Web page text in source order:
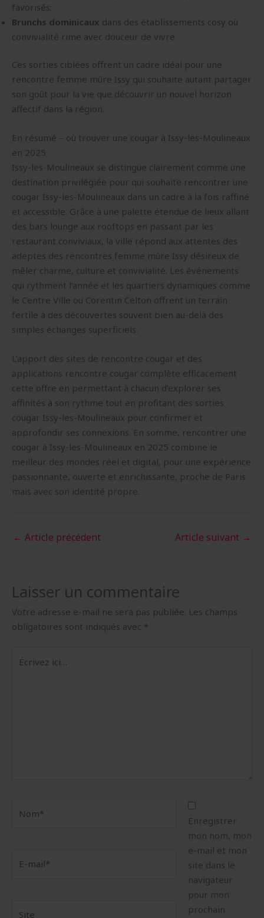
favorisés;
Brunchs dominicaux dans des établissements cosy où
convivialité rime avec douceur de vivre.
Ces sorties ciblées offrent un cadre idéal pour une
rencontre femme mûre Issy qui souhaite autant partager
son goût pour la vie que découvrir un nouvel horizon
affectif dans la région.
En résumé – où trouver une cougar à Issy-les-Moulineaux
en 2025
Issy-les-Moulineaux se distingue clairement comme une
destination privilégiée pour qui souhaite rencontrer une
cougar Issy-les-Moulineaux dans un cadre à la fois raffiné
et accessible. Grâce à une palette étendue de lieux allant
des bars lounge aux rooftops en passant par les
restaurant conviviaux, la ville répond aux attentes des
adeptes des rencontres femme mûre Issy désireux de
mêler charme, culture et convivialité. Les événements
qui rythment l’année et les quartiers dynamiques comme
le Centre Ville ou Corentin Celton offrent un terrain
fertile à des découvertes souvent bien au-delà des
simples échanges superficiels.
L’apport des sites de rencontre cougar et des
applications rencontre cougar complète efficacement
cette offre en permettant à chacun d’explorer ses
affinités à son rythme tout en profitant des sorties
cougar Issy-les-Moulineaux pour confirmer et
approfondir ses connexions. En somme, rencontrer une
cougar à Issy-les-Moulineaux en 2025 combine le
meilleur des mondes réel et digital, pour une expérience
passionnante, ouverte et enrichissante, proche de Paris
mais avec son identité propre.
← Article précédent Article suivant →
Laisser un commentaire
Votre adresse e-mail ne sera pas publiée. Les champs
obligatoires sont indiqués avec *
ici…
mail*
Enregistrer
mon nom, mon
e-mail et mon
site dans le
navigateur
pour mon
prochain